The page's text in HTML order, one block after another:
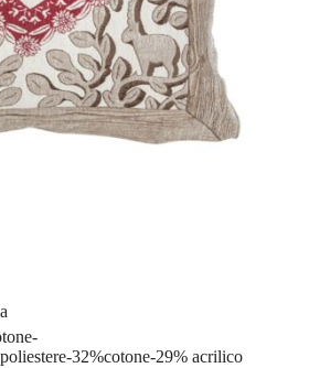
32%cotone-29% acrilico